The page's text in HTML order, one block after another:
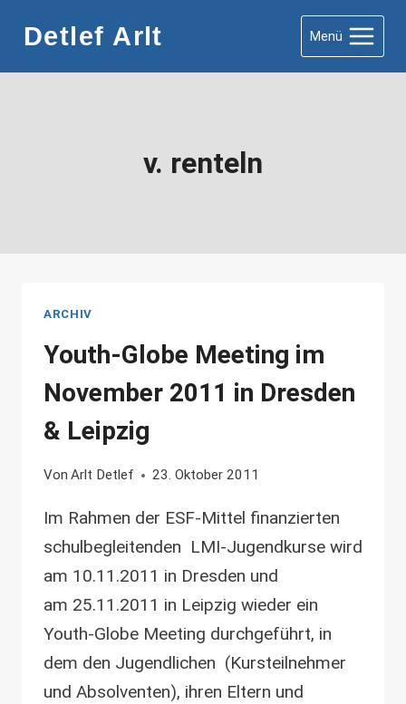
Inhalt
springen
Detlef Arlt Menü
v. renteln
ARCHIV
Youth-Globe Meeting im
November 2011 in Dresden
& Leipzig
Von Arlt Detlef 23. Oktober 2011
Im Rahmen der ESF-Mittel finanzierten
schulbegleitenden LMI-Jugendkurse wird
am 10.11.2011 in Dresden und
am 25.11.2011 in Leipzig wieder ein
Youth-Globe Meeting durchgeführt, in
dem den Jugendlichen (Kursteilnehmer
und Absolventen), ihren Eltern und